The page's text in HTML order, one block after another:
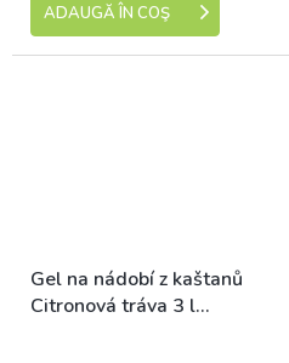
ADAUGĂ ÎN COŞ
Gel na nádobí z kaštanů
Citronová tráva 3 l